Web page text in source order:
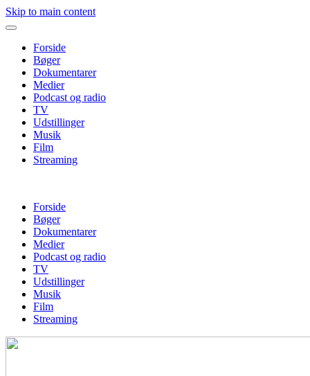
Skip to main content
Forside
Bøger
Dokumentarer
Medier
Podcast og radio
TV
Udstillinger
Musik
Film
Streaming
Forside
Bøger
Dokumentarer
Medier
Podcast og radio
TV
Udstillinger
Musik
Film
Streaming